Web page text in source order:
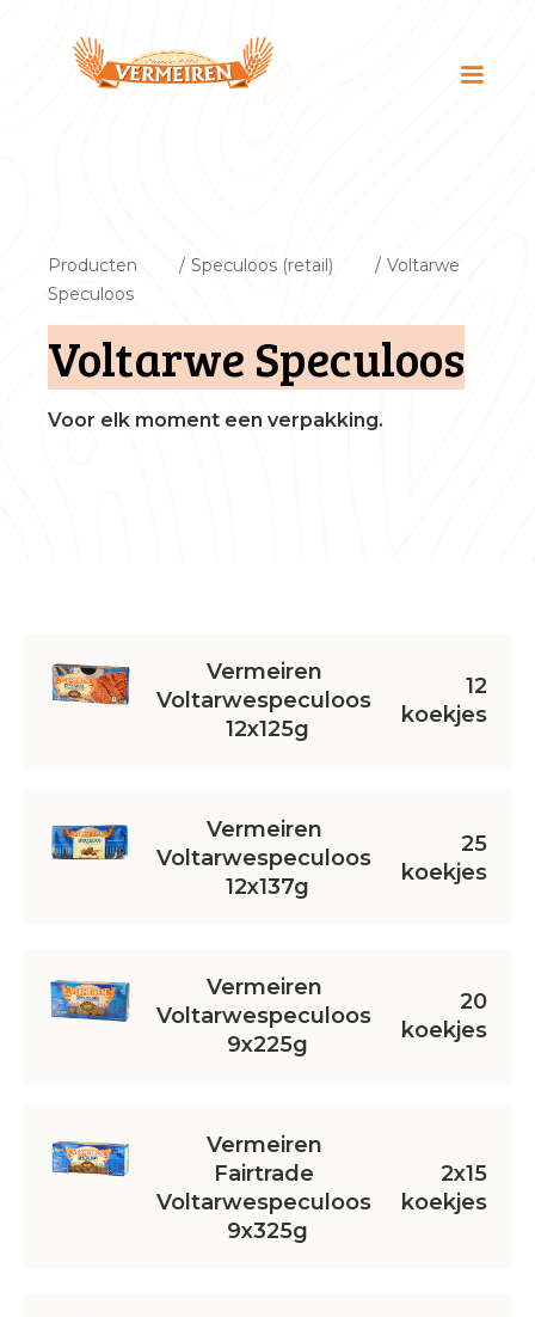
Producten / Speculoos (retail) / Voltarwe
Speculoos
Voltarwe Speculoos
Voor elk moment een verpakking.
Vermeiren
Voltarwespeculoos
12x125g
12
koekjes
Vermeiren
Voltarwespeculoos
12x137g
25
koekjes
Vermeiren
Voltarwespeculoos
9x225g
20
koekjes
Vermeiren
Fairtrade
Voltarwespeculoos
9x325g
2x15
koekjes